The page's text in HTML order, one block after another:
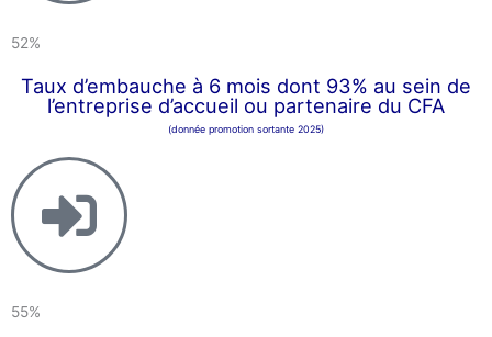
52%
Taux d’embauche à 6 mois dont 93% au sein de
l’entreprise d’accueil ou partenaire du CFA
(donnée promotion sortante 2025)
55%